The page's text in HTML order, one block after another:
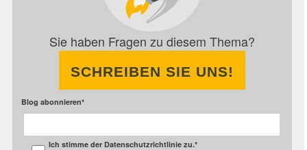
Sie haben Fragen zu diesem Thema?
SCHREIBEN SIE UNS!
Blog abonnieren*
Ich stimme der Datenschutzrichtlinie zu.*